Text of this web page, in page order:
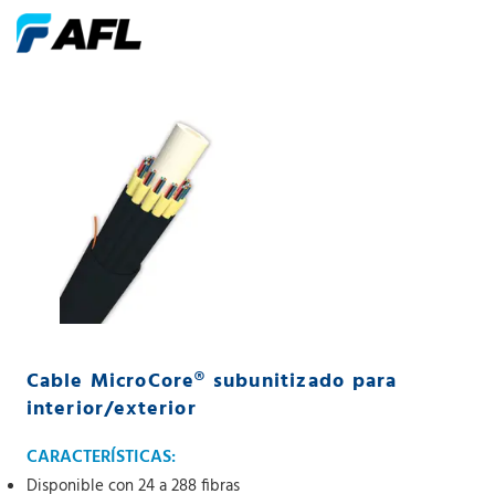
Cable MicroCore® subunitizado para
interior/exterior
CARACTERÍSTICAS:
Disponible con 24 a 288 fibras